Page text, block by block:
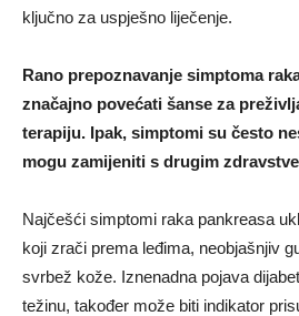
ključno za uspješno liječenje.
Rano prepoznavanje simptoma
značajno povećati šanse za
terapiju. Ipak, simptomi su često
mogu zamijeniti s drugim
Najčešći simptomi raka pankreasa
koji zrači prema leđima, neobjašnjiv
svrbež kože. Iznenadna pojava
težinu, također može biti indikator